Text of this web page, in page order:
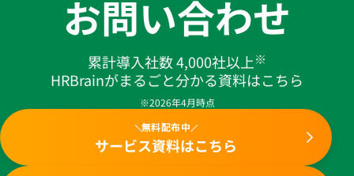
お問い合わせ
累計導入社数 4,000社以上※
HRBrainがまるごと分かる資料はこちら
※2026年4月時点
無料配布中
サービス資料はこちら